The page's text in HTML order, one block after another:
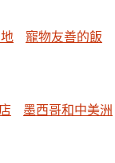
寵物友善的飯
墨西哥和中美洲